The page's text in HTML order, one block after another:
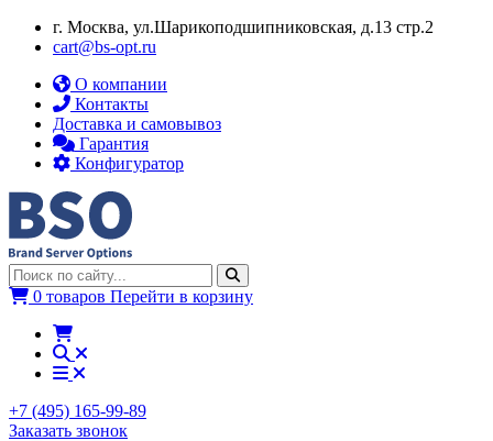
г. Москва, ул.​​Шарикоподшипниковская, д.13 стр.2
cart@bs-opt.ru
О компании
Контакты
Доставка и самовывоз
Гарантия
Конфигуратор
0 товаров Перейти в корзину
+7 (495) 165-99-89
Заказать звонок